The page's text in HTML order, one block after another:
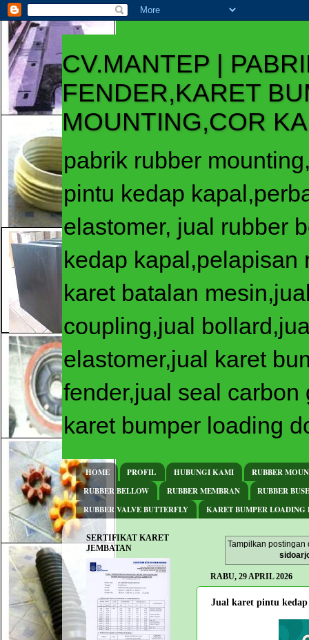
CV.MANTEP |
FENDER,KARET
MOUNTING,COR
pabrik rubber
pintu kedap
elastomer, jual rubber
kedap kapal,pelapisan
karet batalan
coupling,jual
elastomer,jual karet
fender,jual seal
karet bumper loading
HOME PROFIL HUBUNGI KAMI
RUBBER
RUBBER BELLOW
RUBBER MEMBRAN
RUBBER
RUBBER VALVE BUTTERFLY
KARET BUMPER LOADING
Tampilkan
RABU, 29 APRIL 2026
Jual karet pintu
SERTIFIKAT KARET
JEMBATAN